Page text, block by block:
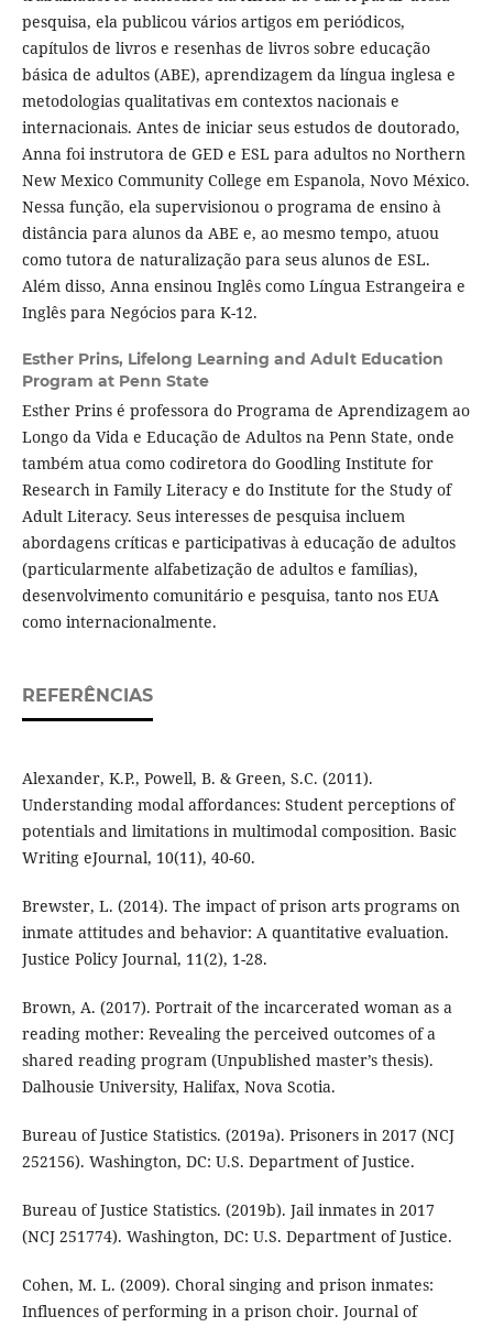
pesquisa, ela publicou vários artigos em periódicos,
capítulos de livros e resenhas de livros sobre educação
básica de adultos (ABE), aprendizagem da língua inglesa e
metodologias qualitativas em contextos nacionais e
internacionais. Antes de iniciar seus estudos de doutorado,
Anna foi instrutora de GED e ESL para adultos no Northern
New Mexico Community College em Espanola, Novo México.
Nessa função, ela supervisionou o programa de ensino à
distância para alunos da ABE e, ao mesmo tempo, atuou
como tutora de naturalização para seus alunos de ESL.
Além disso, Anna ensinou Inglês como Língua Estrangeira e
Inglês para Negócios para K-12.
Esther Prins, Lifelong Learning and Adult Education
Program at Penn State
Esther Prins é professora do Programa de Aprendizagem ao
Longo da Vida e Educação de Adultos na Penn State, onde
também atua como codiretora do Goodling Institute for
Research in Family Literacy e do Institute for the Study of
Adult Literacy. Seus interesses de pesquisa incluem
abordagens críticas e participativas à educação de adultos
(particularmente alfabetização de adultos e famílias),
desenvolvimento comunitário e pesquisa, tanto nos EUA
como internacionalmente.
REFERÊNCIAS
Alexander, K.P., Powell, B. & Green, S.C. (2011).
Understanding modal affordances: Student perceptions of
potentials and limitations in multimodal composition. Basic
Writing eJournal, 10(11), 40-60.
Brewster, L. (2014). The impact of prison arts programs on
inmate attitudes and behavior: A quantitative evaluation.
Justice Policy Journal, 11(2), 1-28.
Brown, A. (2017). Portrait of the incarcerated woman as a
reading mother: Revealing the perceived outcomes of a
shared reading program (Unpublished master’s thesis).
Dalhousie University, Halifax, Nova Scotia.
Bureau of Justice Statistics. (2019a). Prisoners in 2017 (NCJ
252156). Washington, DC: U.S. Department of Justice.
Bureau of Justice Statistics. (2019b). Jail inmates in 2017
(NCJ 251774). Washington, DC: U.S. Department of Justice.
Cohen, M. L. (2009). Choral singing and prison inmates:
Influences of performing in a prison choir. Journal of